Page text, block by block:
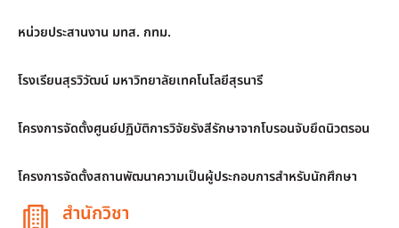
หน่วยประสานงาน มทส. กทม.
โรงเรียนสุรวิวัฒน์ มหาวิทยาลัยเทคโนโลยีสุรนารี
โครงการจัดตั้งศูนย์ปฏิบัติการวิจัยรังสีรักษาจากโบรอนจับยึดนิวตรอน
โครงการจัดตั้งสถานพัฒนาความเป็นผู้ประกอบการสำหรับนักศึกษา
สำนักวิชา